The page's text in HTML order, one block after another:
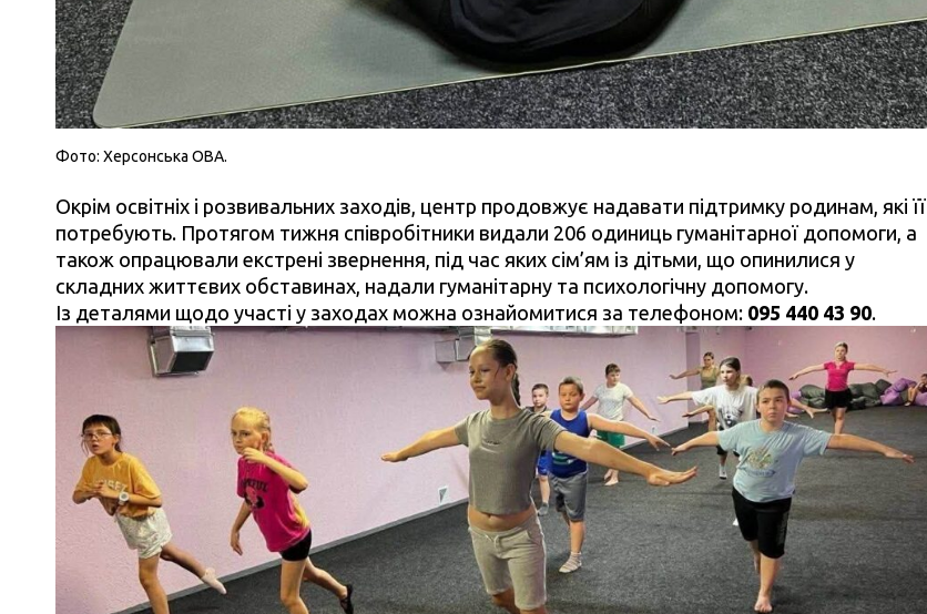
Фото: Херсонська ОВА.
Окрім освітніх і розвивальних заходів, центр продовжує надавати підтримку родинам, які її
потребують. Протягом тижня співробітники видали 206 одиниць гуманітарної допомоги, а
також опрацювали екстрені звернення, під час яких сім’ям із дітьми, що опинилися у
складних життєвих обставинах, надали гуманітарну та психологічну допомогу.
Із деталями щодо участі у заходах можна ознайомитися за телефоном: 095 440 43 90.